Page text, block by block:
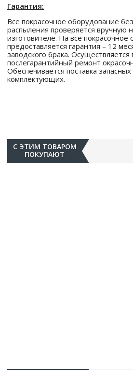
Гарантия:
Все покрасочное оборудование
распыления проверяется вручную
изготовителе. На все покрасочное
предоставляется гарантия – 12
заводского брака.
послегарантийный ремонт
Обеспечивается поставка запасных
комплектующих.
С ЭТИМ ТОВАРОМ
ПОКУПАЮТ